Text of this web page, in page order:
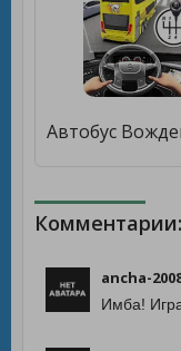
Комментарии:
ancha-
Имба!